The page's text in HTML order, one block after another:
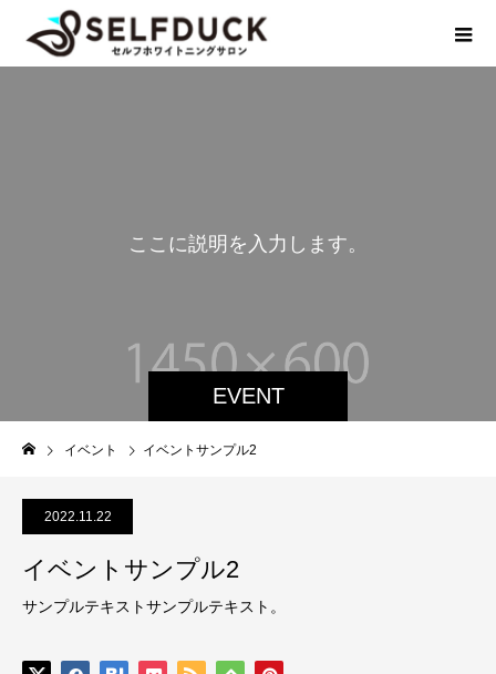
EVENT
こ こ に説明 を 入 力 し ま す。
イベント イベントサンプル2
2022.11.22
イベントサンプル2
サンプルテキストサンプルテキスト。